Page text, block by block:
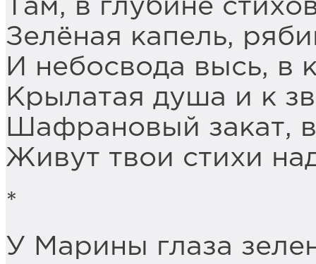
Там, в глубине
Зелёная капель,
И небосвода высь, в
Крылатая душа и к
Шафрановый закат,
Живут твои стихи
*
У Марины глаза